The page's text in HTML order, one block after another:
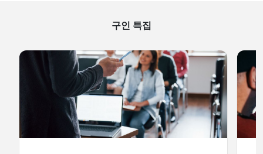
구인 특집